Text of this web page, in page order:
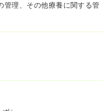
管理、その他療養に関する管